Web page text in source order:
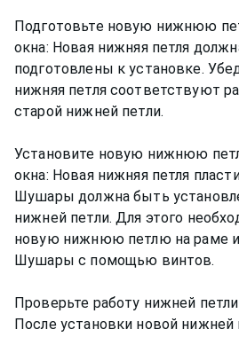
Подготовьте новую нижнюю
окна: Новая нижняя петля
подготовлены к установке.
нижняя петля соответствуют
старой нижней петли.
Установите новую нижнюю
окна: Новая нижняя петля
Шушары должна быть
нижней петли. Для этого
новую нижнюю петлю на раме и
Шушары с помощью винтов.
Проверьте работу нижней
После установки новой нижней